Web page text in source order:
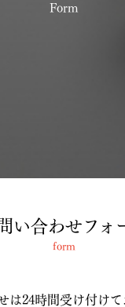
Form
い合わせフォ
form
は24時間受け付け